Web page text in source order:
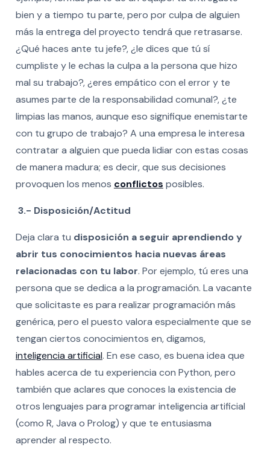
bien y a tiempo tu parte, pero por culpa de alguien
más la entrega del proyecto tendrá que retrasarse.
¿Qué haces ante tu jefe?, ¿le dices que tú sí
cumpliste y le echas la culpa a la persona que hizo
mal su trabajo?, ¿eres empático con el error y te
asumes parte de la responsabilidad comunal?, ¿te
limpias las manos, aunque eso signifique enemistarte
con tu grupo de trabajo? A una empresa le interesa
contratar a alguien que pueda lidiar con estas cosas
de manera madura; es decir, que sus decisiones
provoquen los menos conflictos posibles.
3.- Disposición/Actitud
Deja clara tu disposición a seguir aprendiendo y
abrir tus conocimientos hacia nuevas áreas
relacionadas con tu labor. Por ejemplo, tú eres una
persona que se dedica a la programación. La vacante
que solicitaste es para realizar programación más
genérica, pero el puesto valora especialmente que se
tengan ciertos conocimientos en, digamos,
inteligencia artificial. En ese caso, es buena idea que
hables acerca de tu experiencia con Python, pero
también que aclares que conoces la existencia de
otros lenguajes para programar inteligencia artificial
(como R, Java o Prolog) y que te entusiasma
aprender al respecto.